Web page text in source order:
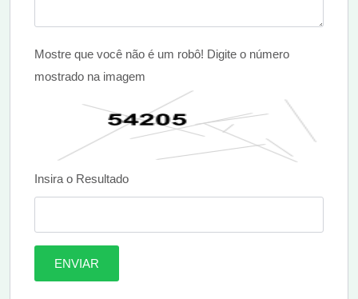
Mostre que você não é um robô! Digite o número
mostrado na imagem
Insira o Resultado
ENVIAR